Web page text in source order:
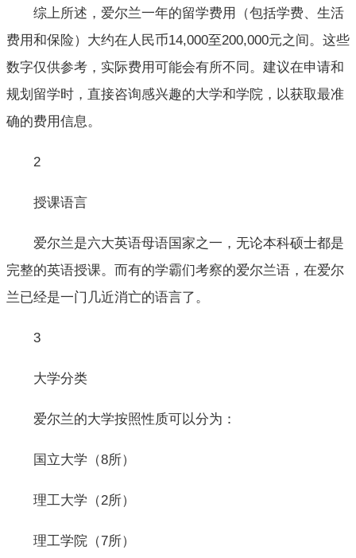
综上所述，爱尔兰一年的留学费用（包括学费、生活
费用和保险）大约在人民币14,000至200,000元之间。这些
数字仅供参考，实际费用可能会有所不同。建议在申请和
规划留学时，直接咨询感兴趣的大学和学院，以获取最准
确的费用信息。
2
授课语言
爱尔兰是六大英语母语国家之一，无论本科硕士都是
完整的英语授课。而有的学霸们考察的爱尔兰语，在爱尔
兰已经是一门几近消亡的语言了。
3
大学分类
爱尔兰的大学按照性质可以分为：
国立大学（8所）
理工大学（2所）
理工学院（7所）